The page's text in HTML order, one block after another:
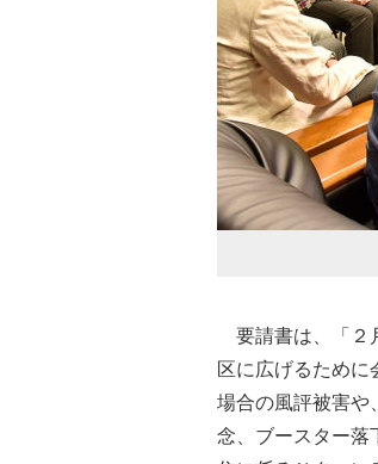
要請書は、「２
区に広げるために
場合の風評被害や
念、ブースター落